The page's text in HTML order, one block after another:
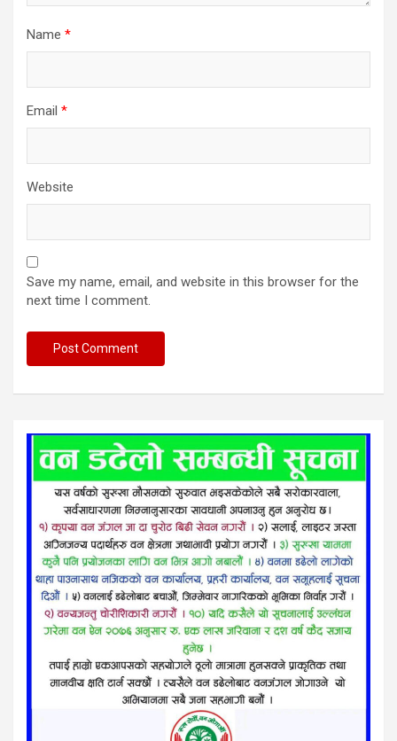
Name *
Email *
Website
Save my name, email, and website in this browser for the
next time I comment.